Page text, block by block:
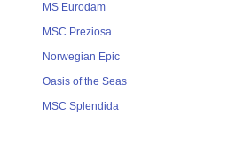
MS Eurodam
MSC Preziosa
Norwegian Epic
Oasis of the Seas
MSC Splendida